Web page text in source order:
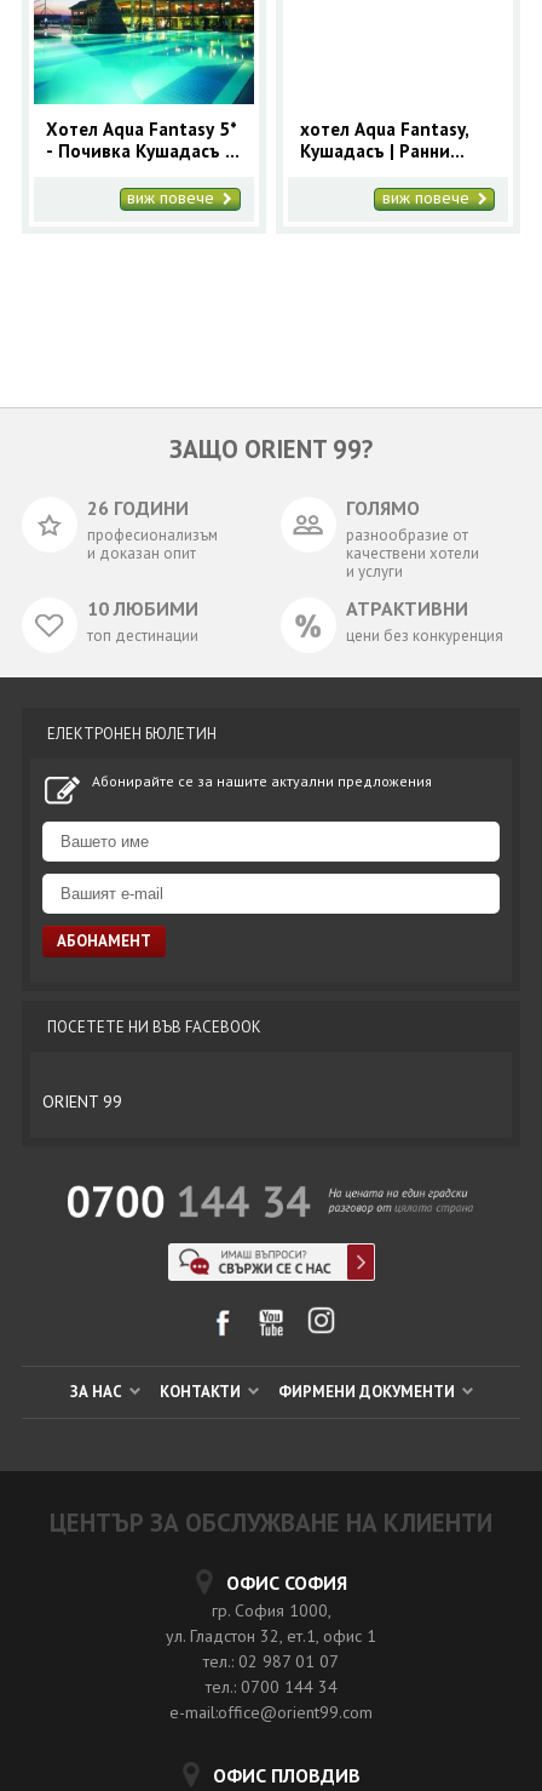
ЗА НАС
ФИРМЕНИ ДОКУМЕНТИ
0700 144 34 Запитване
Хотел Aqua Fantasy 5*
- Почивка Кушадасъ с
Лято 2026виж повече
хотел Aqua Fantasy,
Кушадасъ | Ранни
Кушадасъ с 9 нощувки
виж повече
ЗАЩО ORIENT 99?
26 ГОДИНИ
професионализъм
и доказан опит
ГОЛЯМО
разнообразие от
качествени хотели
и услуги
10 ЛЮБИМИ
топ дестинации
АТРАКТИВНИ
цени без конкуренция
ЕЛЕКТРОНЕН БЮЛЕТИН
Абонирайте се за нашите актуални предложения
ПОСЕТЕТЕ НИ ВЪВ FACEBOOK
ORIENT 99
ЗА НАС КОНТАКТИ ФИРМЕНИ ДОКУМЕНТИ
ЦЕНТЪР ЗА ОБСЛУЖВАНЕ НА КЛИЕНТИ
ОФИС СОФИЯ
гр. София 1000,
ул. Гладстон 32, ет.1, офис 1
тел.: 02 987 01 07
тел.: 0700 144 34
e-mail:office@orient99.com
ОФИС ПЛОВДИВ